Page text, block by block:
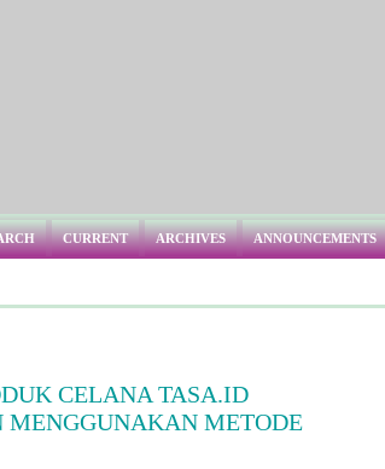
CURRENT ARCHIVES ANNOUNCEMENTS
CELANA TASA.ID
MENGGUNAKAN METODE